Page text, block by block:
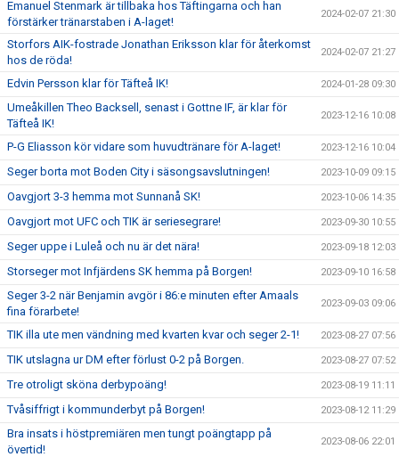
Emanuel Stenmark är tillbaka hos Täftingarna och han
förstärker tränarstaben i A-laget!
2024-02-07 21:30
Storfors AIK-fostrade Jonathan Eriksson klar för återkomst
hos de röda!
2024-02-07 21:27
Edvin Persson klar för Täfteå IK! 2024-01-28 09:30
Umeåkillen Theo Backsell, senast i Gottne IF, är klar för
Täfteå IK!
2023-12-16 10:08
P-G Eliasson kör vidare som huvudtränare för A-laget! 2023-12-16 10:04
Seger borta mot Boden City i säsongsavslutningen! 2023-10-09 09:15
Oavgjort 3-3 hemma mot Sunnanå SK! 2023-10-06 14:35
Oavgjort mot UFC och TIK är seriesegrare! 2023-09-30 10:55
Seger uppe i Luleå och nu är det nära! 2023-09-18 12:03
Storseger mot Infjärdens SK hemma på Borgen! 2023-09-10 16:58
Seger 3-2 när Benjamin avgör i 86:e minuten efter Amaals
fina förarbete!
2023-09-03 09:06
TIK illa ute men vändning med kvarten kvar och seger 2-1! 2023-08-27 07:56
TIK utslagna ur DM efter förlust 0-2 på Borgen. 2023-08-27 07:52
Tre otroligt sköna derbypoäng! 2023-08-19 11:11
Tvåsiffrigt i kommunderbyt på Borgen! 2023-08-12 11:29
Bra insats i höstpremiären men tungt poängtapp på
övertid!
2023-08-06 22:01